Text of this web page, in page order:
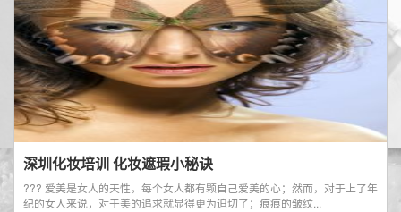
深圳化妆培训 化妆遮瑕小秘诀
??? 爱美是女人的天性，每个女人都有颗自己爱美的心；然而，对于上了年
纪的女人来说，对于美的追求就显得更为迫切了；痕痕的皱纹...